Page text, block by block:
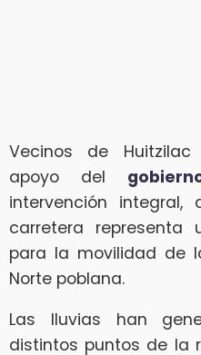
Vecinos de
apoyo del
intervención
carretera representa
para la movilidad de
Norte poblana.
Las lluvias han
distintos puntos de la